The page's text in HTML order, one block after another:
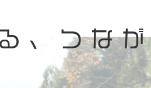
、つな